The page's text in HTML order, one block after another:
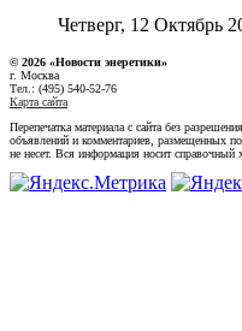
Четверг, 12 Октябрь
© 2026 «Новости энеретики»
г. Москва
Тел.: (495) 540-52-76
Карта сайта
Перепечатка материала с сайта без
объявлений и комментариев, размещенных
не несет. Вся информация носит справочный